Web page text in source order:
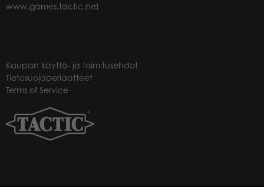
www.games.tactic.net
Kaupan käyttö- ja toimitusehdot
Tietosuojaperiaatteet
Terms of Service